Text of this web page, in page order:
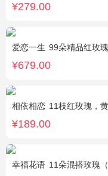
¥279.00
爱恋一生 99朵精品红玫瑰，搭配适量相思梅。
¥679.00
相依相恋 11枝红玫瑰，黄莺、满天星适量点缀，另加2只可爱小熊公仔。(小熊以实物为准)
¥189.00
幸福花语 11朵混搭玫瑰（3支红玫瑰、3支粉玫瑰、3支白玫瑰、2支香槟玫瑰），搭配适量黄莺、栀子叶，随机赠送1